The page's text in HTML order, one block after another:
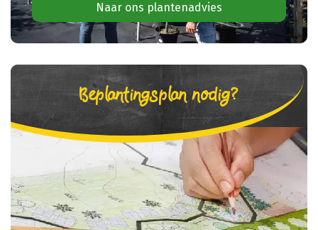
Naar ons plantenadvies
Beplantingsplan nodig?